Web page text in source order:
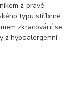
z pravé
typu stříbrné
zkracování se
z hypoalergenní